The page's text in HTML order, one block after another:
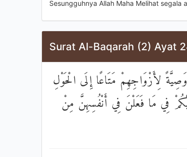
Sesungguhnya Allah Maha Melihat segala
Surat Al-Baqarah (2) Ayat
لِأَزْوَاجِهِمْ مَتَاعًا إِلَى الْحَوْلِ
فِي مَا فَعَلْنَ فِي أَنْفُسِهِنَّ مِنْ